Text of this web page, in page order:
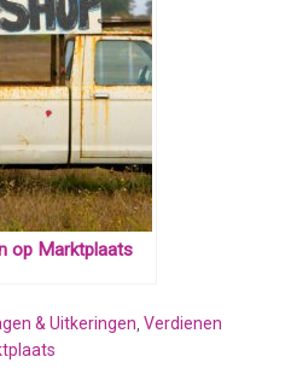
op Marktplaats
& Uitkeringen ,Verdienen